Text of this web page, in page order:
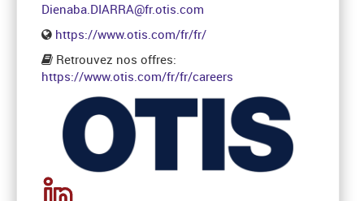
Dienaba.DIARRA@fr.otis.com
https://www.otis.com/fr/fr/
Retrouvez nos offres:
https://www.otis.com/fr/fr/careers